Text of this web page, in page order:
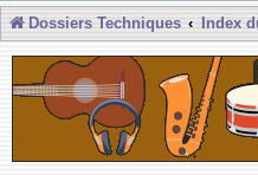
Dossiers Techniques Index